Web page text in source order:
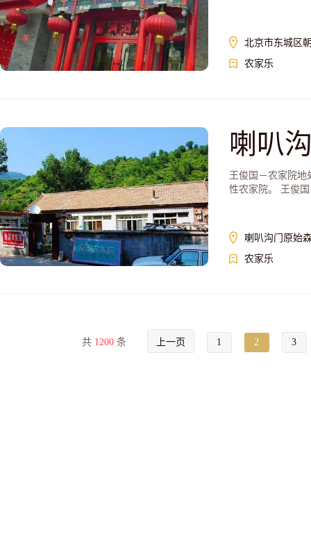
北京市东城区
农家乐
喇叭
王俊国－农家院
性农家院。 王俊
喇叭沟门原始
农家乐
共 1200条 上一页 1 2 3